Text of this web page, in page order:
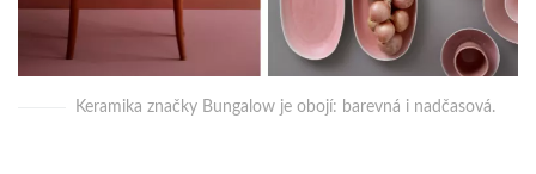
Keramika značky Bungalow je obojí: barevná i nadčasová.